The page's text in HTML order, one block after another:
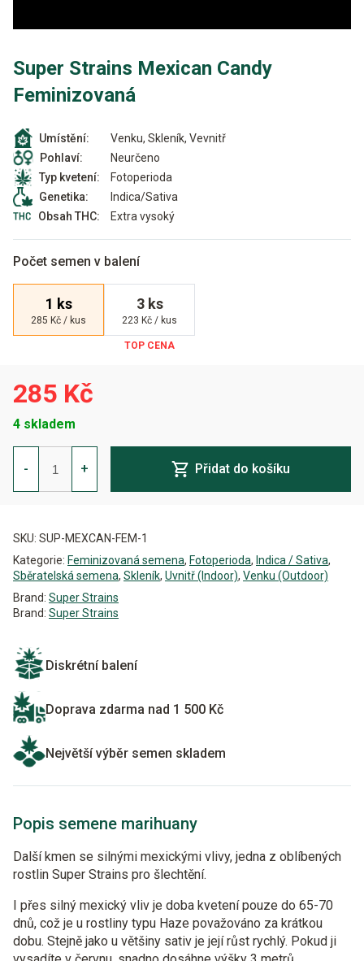
Super Strains Mexican Candy
Feminizovaná
Umístění:
Venku, Skleník, Vevnitř
Pohlaví:
Neurčeno
Typ kvetení:
Fotoperioda
Genetika:
Indica/Sativa
Obsah THC:
Extra vysoký
Počet semen v balení
1 ks
285 Kč / kus
3 ks
223 Kč / kus
285 Kč
4 skladem
-
Mexican
Candy
Feminizovaná
množství
+ Přidat do košíku
SKU: SUP-MEXCAN-FEM-1
Kategorie: Feminizovaná semena, Fotoperioda, Indica / Sativa,
Sběratelská semena, Skleník, Uvnitř (Indoor), Venku (Outdoor)
Brand: Super Strains
Brand: Super Strains
Diskrétní balení
Doprava zdarma nad 1 500 Kč
Největší výběr semen skladem
Popis semene marihuany
Další kmen se silnými mexickými vlivy, jedna z oblíbených
rostlin Super Strains pro šlechtění.
I přes silný mexický vliv je doba kvetení pouze do 65-70
dnů, což je u rostliny typu Haze považováno za krátkou
dobu. Stejně jako u většiny sativ je její růst rychlý. Pokud ji